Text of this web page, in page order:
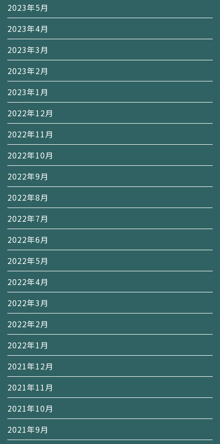
2023年5月
2023年4月
2023年3月
2023年2月
2023年1月
2022年12月
2022年11月
2022年10月
2022年9月
2022年8月
2022年7月
2022年6月
2022年5月
2022年4月
2022年3月
2022年2月
2022年1月
2021年12月
2021年11月
2021年10月
2021年9月